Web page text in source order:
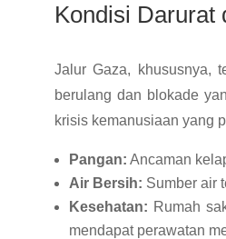
Kondisi Darurat
Jalur Gaza, khususnya,
berulang dan blokade
krisis kemanusiaan yang
Pangan: Ancaman
Air Bersih: Sumber air
Kesehatan: Rumah
mendapat perawatan